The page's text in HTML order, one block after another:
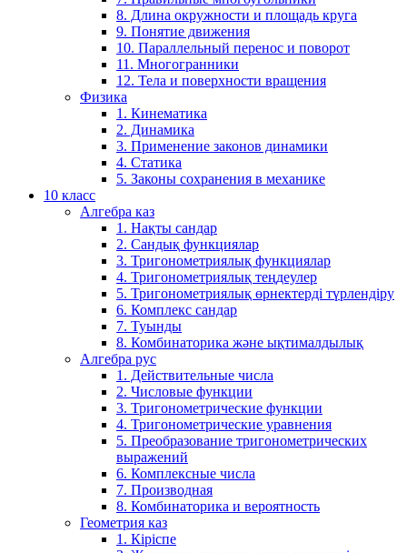
8. Длина окружности и площадь круга
9. Понятие движения
10. Параллельный перенос и поворот
11. Многогранники
12. Тела и поверхности вращения
Физика
1. Кинематика
2. Динамика
3. Применение законов динамики
4. Статика
5. Законы сохранения в механике
10 класс
Алгебра каз
1. Нақты сандар
2. Сандық функциялар
3. Тригонометриялық функциялар
4. Тригонометриялық теңдеулер
5. Тригонометриялық өрнектерді түрлендіру
6. Комплекс сандар
7. Туынды
8. Комбинаторика және ықтималдылық
Алгебра рус
1. Действительные числа
2. Числовые функции
3. Тригонометрические функции
4. Тригонометрические уравнения
5. Преобразование тригонометрических
выражений
6. Комплексные числа
7. Производная
8. Комбинаторика и вероятность
Геометрия каз
1. Кіріспе